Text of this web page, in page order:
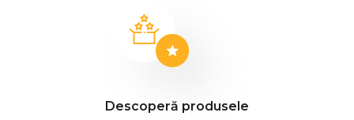
Descoperă produsele